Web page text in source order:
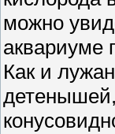
можно
аквариуме
Как и
детенышей,